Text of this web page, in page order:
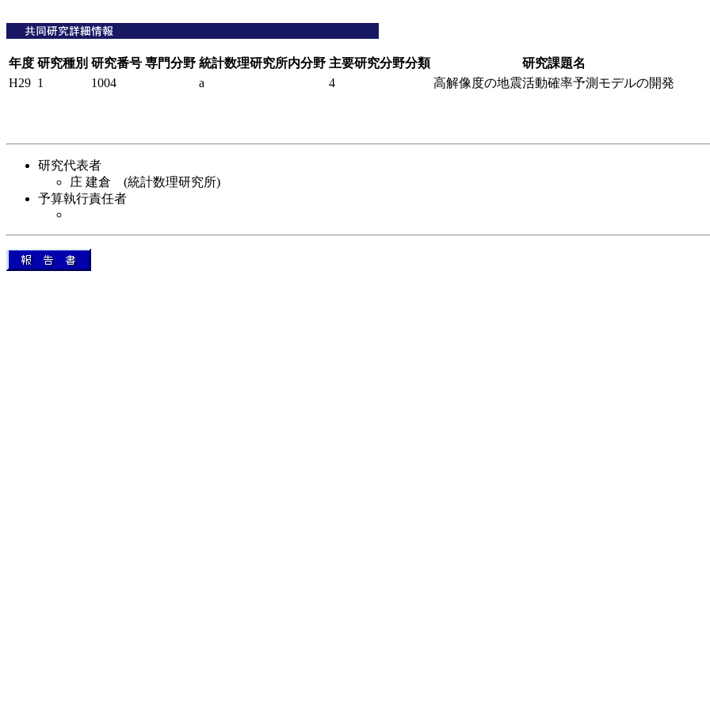
年度 研究種別 研究番号 専門分野 統計数理研究所内分野 主要研究分野分類
研究課題名
H29 1 1004 a 4 高解像度の地震活動確率予測モデルの開発
研究代表者
庄 建倉 (統計数理研究所)
予算執行責任者